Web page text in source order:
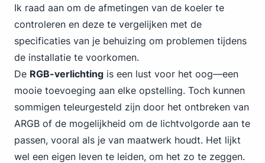
Ik raad aan om de afmetingen van de koeler te
controleren en deze te vergelijken met de
specificaties van je behuizing om problemen tijdens
de installatie te voorkomen.
De RGB-verlichting is een lust voor het oog—een
mooie toevoeging aan elke opstelling. Toch kunnen
sommigen teleurgesteld zijn door het ontbreken van
ARGB of de mogelijkheid om de lichtvolgorde aan te
passen, vooral als je van maatwerk houdt. Het lijkt
wel een eigen leven te leiden, om het zo te zeggen.